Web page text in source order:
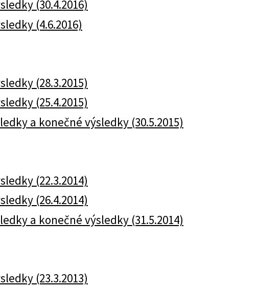
(30.4.2016)
(4.6.2016)
(28.3.2015)
(25.4.2015)
a konečné výsledky (30.5.2015)
(22.3.2014)
(26.4.2014)
a konečné výsledky (31.5.2014)
(23.3.2013)